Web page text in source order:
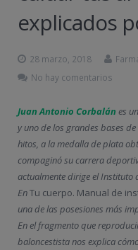
explicados
28 marzo, 2018
No hay comentarios
Juan Antonio Corbalán es
y uno de los grandes bases
hitos, a la medalla de plata
compaginó su carrera
actualmente dirige el Instituto
EnTu cuerpo. Manual de
una de las posesiones más
En el fragmento que
baloncestista nos explica